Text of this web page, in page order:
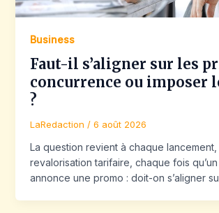
Business
Faut-il s’aligner sur les
concurrence ou imposer
?
LaRedaction / 6 août 2026
La question revient à chaque
revalorisation tarifaire, chaque fois
annonce une promo : doit-on s’aligner